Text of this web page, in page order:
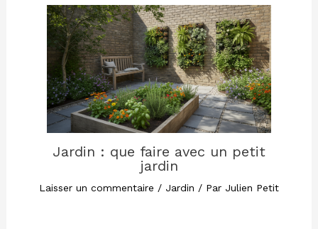
Jardin : que faire avec un petit
jardin
Laisser un commentaire / Jardin / Par Julien Petit